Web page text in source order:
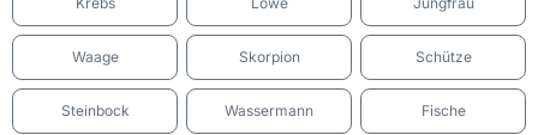
Waage Skorpion Schütze
Steinbock Wassermann Fische